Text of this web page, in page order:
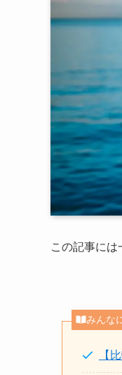
この記事に
みんな
【